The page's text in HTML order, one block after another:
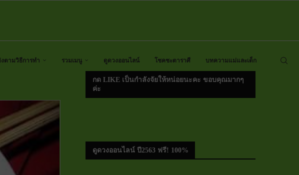
ตามวิธีการทำ รวมเมนู ดูดวงออนไลน์ โชคชะตาราศี บทความแม่และเด็ก
กด LIKE เป็นกำลังจัยให้หน่อยนะคะ ขอบคุณมากๆ
ค่ะ
ดูดวงออนไลน์ ปี2563 ฟรี! 100%